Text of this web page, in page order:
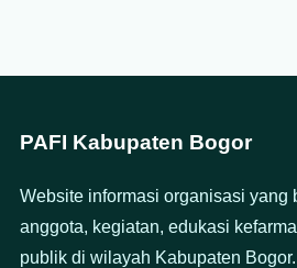
PAFI Kabupaten Bogor
Website informasi organisasi yang
anggota, kegiatan, edukasi
publik di wilayah Kabupaten Bogor.